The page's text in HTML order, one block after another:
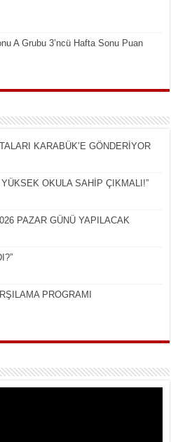
A Grubu 3’ncü Hafta Sonu Puan
KARABÜK’E GÖNDERİYOR
OKULA SAHİP ÇIKMALI!”
PAZAR GÜNÜ YAPILACAK
PROGRAMI